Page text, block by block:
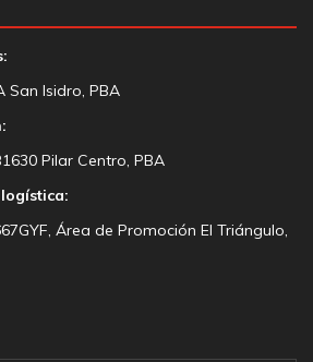
San Isidro, PBA
Pilar Centro, PBA
Área de Promoción El Triángulo,